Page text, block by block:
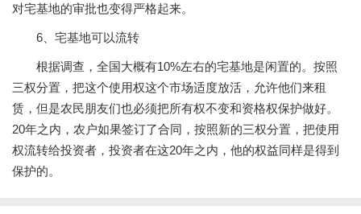
对宅基地的审批也变得严格起来。
6、宅基地可以流转
根据调查，全国大概有10%左右的宅基地是闲置的。按照
三权分置，把这个使用权这个市场适度放活，允许他们来租
赁，但是农民朋友们也必须把所有权不变和资格权保护做好。
20年之内，农户如果签订了合同，按照新的三权分置，把使用
权流转给投资者，投资者在这20年之内，他的权益同样是得到
保护的。